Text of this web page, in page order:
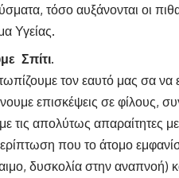
τόσο αυξάνονται οι
Υγείας.
Σπίτι.
τον εαυτό μας σα να
επισκέψεις σε φίλους,
τις απολύτως απαραίτητες
που το άτομο
δυσκολία στην αναπνοή)